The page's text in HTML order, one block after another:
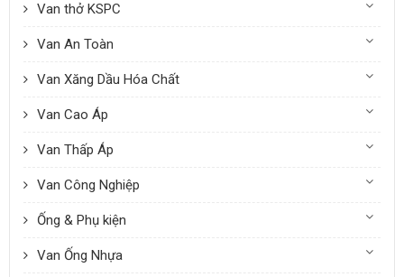
Van thở KSPC
Van An Toàn
Van Xăng Dầu Hóa Chất
Van Cao Áp
Van Thấp Áp
Van Công Nghiệp
Ống & Phụ kiện
Van Ống Nhựa